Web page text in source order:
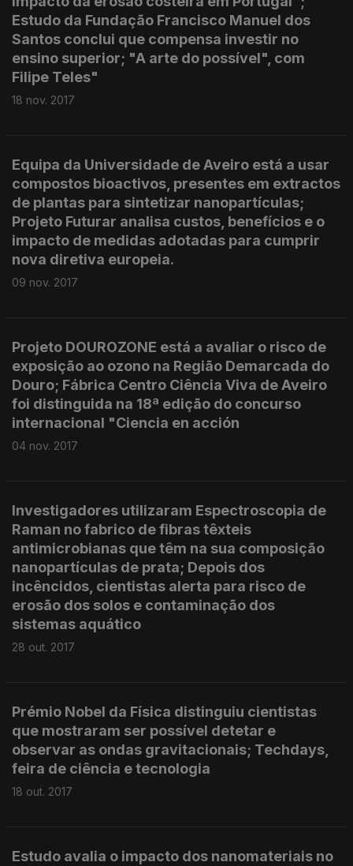
Estudo da Fundação Francisco Manuel dos
Santos conclui que compensa investir no
ensino superior; "A arte do possível", com
Filipe Teles"
18 nov. 2017
Equipa da Universidade de Aveiro está a usar
compostos bioactivos, presentes em extractos
de plantas para sintetizar nanopartículas;
Projeto Futurar analisa custos, benefícios e o
impacto de medidas adotadas para cumprir
nova diretiva europeia.
09 nov. 2017
Projeto DOUROZONE está a avaliar o risco de
exposição ao ozono na Região Demarcada do
Douro; Fábrica Centro Ciência Viva de Aveiro
foi distinguida na 18ª edição do concurso
internacional "Ciencia en acción
04 nov. 2017
Investigadores utilizaram Espectroscopia de
Raman no fabrico de fibras têxteis
antimicrobianas que têm na sua composição
nanopartículas de prata; Depois dos
incêncidos, cientistas alerta para risco de
erosão dos solos e contaminação dos
sistemas aquático
28 out. 2017
Prémio Nobel da Física distinguiu cientistas
que mostraram ser possível detetar e
observar as ondas gravitacionais; Techdays,
feira de ciência e tecnologia
18 out. 2017
Estudo avalia o impacto dos nanomateriais no